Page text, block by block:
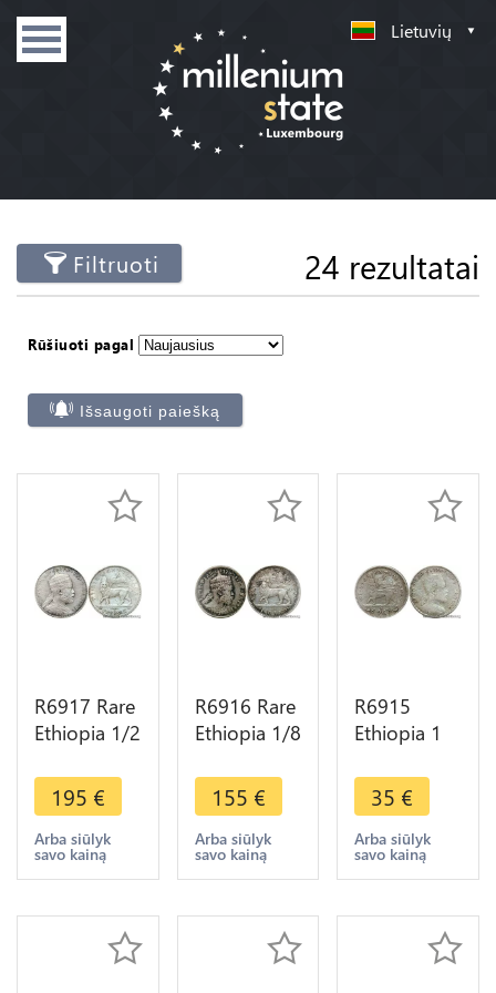
Lietuvių
Filtruoti 24 rezultatai
Rūšiuoti pagal
Išsaugoti paiešką
R6917 Rare
Ethiopia 1/2
II EE 1889
1897 A
Paris Silver
AU -> Offer
195 €
Arba siūlyk
savo kainą
R6916 Rare
Ethiopia 1/8
II EE 1895
1887 A
Paris Silver
AU -> Offer
155 €
Arba siūlyk
savo kainą
R6915
Ethiopia 1
Menelik II
EE 1895
1903 A
Paris Silver -
offer
35 €
Arba siūlyk
savo kainą